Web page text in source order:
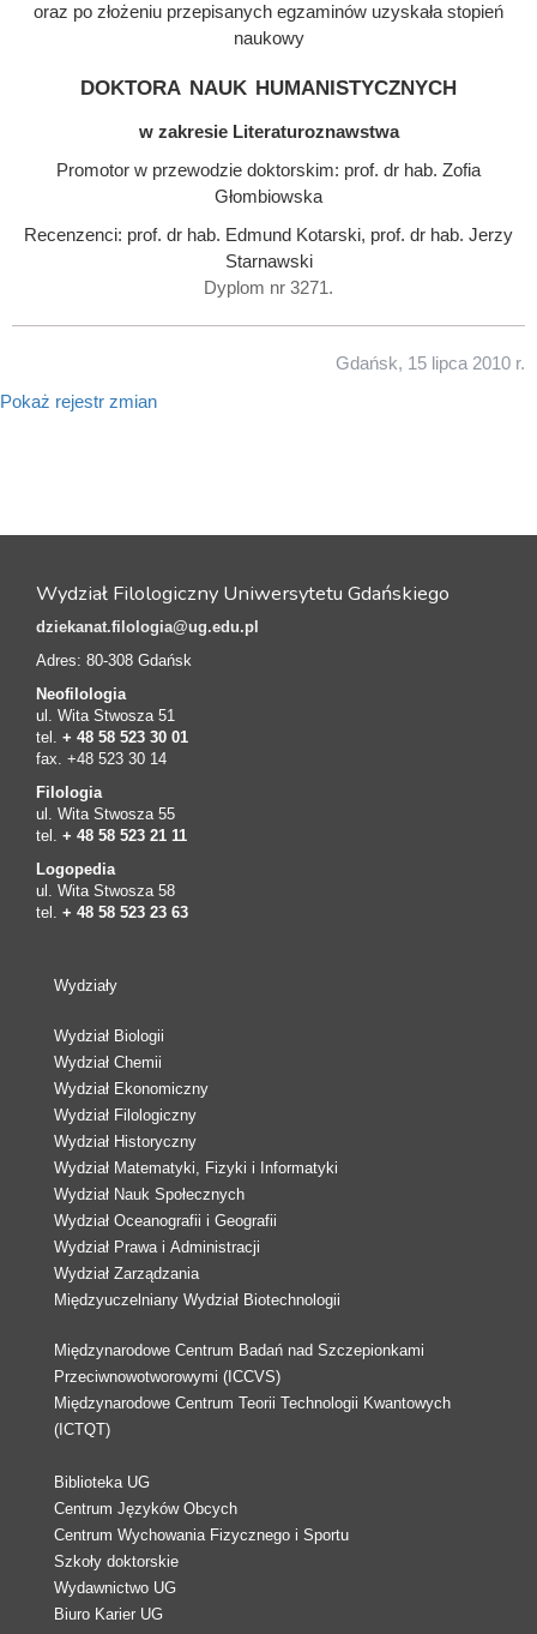
oraz po złożeniu przepisanych egzaminów uzyskała stopień
naukowy
doktora nauk humanistycznych
w zakresie Literaturoznawstwa
Promotor w przewodzie doktorskim: prof. dr hab. Zofia
Głombiowska
Recenzenci: prof. dr hab. Edmund Kotarski, prof. dr hab. Jerzy
Starnawski
Dyplom nr 3271.
Gdańsk, 15 lipca 2010 r.
Pokaż rejestr zmian
Wydział Filologiczny Uniwersytetu Gdańskiego
dziekanat.filologia@ug.edu.pl
Adres: 80-308 Gdańsk
Neofilologia
ul. Wita Stwosza 51
tel. + 48 58 523 30 01
fax. +48 523 30 14
Filologia
ul. Wita Stwosza 55
tel. + 48 58 523 21 11
Logopedia
ul. Wita Stwosza 58
tel. + 48 58 523 23 63
Wydziały
Wydział Biologii
Wydział Chemii
Wydział Ekonomiczny
Wydział Filologiczny
Wydział Historyczny
Wydział Matematyki, Fizyki i Informatyki
Wydział Nauk Społecznych
Wydział Oceanografii i Geografii
Wydział Prawa i Administracji
Wydział Zarządzania
Międzyuczelniany Wydział Biotechnologii
Międzynarodowe Centrum Badań nad Szczepionkami
Przeciwnowotworowymi (ICCVS)
Międzynarodowe Centrum Teorii Technologii Kwantowych
(ICTQT)
Biblioteka UG
Centrum Języków Obcych
Centrum Wychowania Fizycznego i Sportu
Szkoły doktorskie
Wydawnictwo UG
Biuro Karier UG